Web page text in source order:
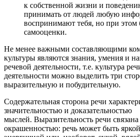
к собственной жизни и
принимать от людей любую
воспринимают тебя, но при этом
самооценки.
Не менее важными составляющими
культуры являются знания, умения и
речевой деятельности, т.е. культура
деятельности можно выделить три
выразительную и побудительную.
Содержательная сторона речи
значительностью и доказательностью
мыслей. Выразительность речи
окрашенностью: речь может быть